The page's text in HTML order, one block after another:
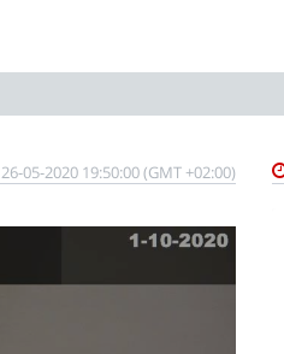
26-05-2020 19:50:00 (GMT +02:00)